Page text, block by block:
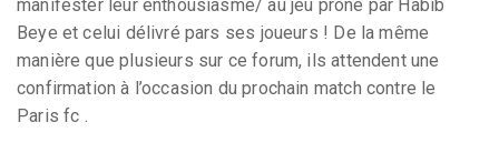
manifester leur enthousiasme/ au jeu prôné par Habib
Beye et celui délivré pars ses joueurs ! De la même
manière que plusieurs sur ce forum, ils attendent une
confirmation à l’occasion du prochain match contre le
Paris fc .